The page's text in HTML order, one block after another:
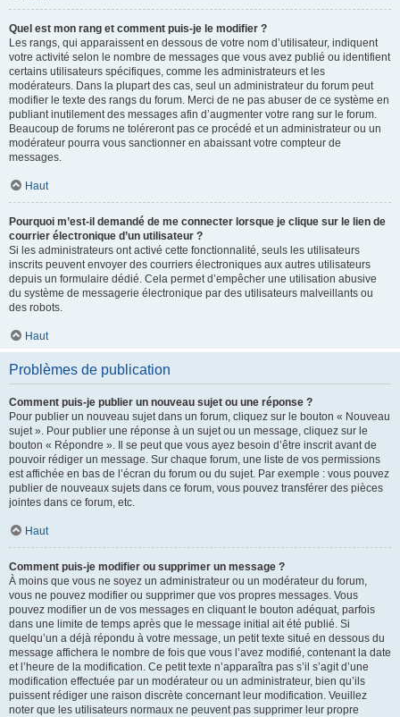
Quel est mon rang et comment puis-je le modifier ?
Les rangs, qui apparaissent en dessous de votre nom d’utilisateur, indiquent
votre activité selon le nombre de messages que vous avez publié ou identifient
certains utilisateurs spécifiques, comme les administrateurs et les
modérateurs. Dans la plupart des cas, seul un administrateur du forum peut
modifier le texte des rangs du forum. Merci de ne pas abuser de ce système en
publiant inutilement des messages afin d’augmenter votre rang sur le forum.
Beaucoup de forums ne toléreront pas ce procédé et un administrateur ou un
modérateur pourra vous sanctionner en abaissant votre compteur de
messages.
Haut
Pourquoi m’est-il demandé de me connecter lorsque je clique sur le lien de
courrier électronique d’un utilisateur ?
Si les administrateurs ont activé cette fonctionnalité, seuls les utilisateurs
inscrits peuvent envoyer des courriers électroniques aux autres utilisateurs
depuis un formulaire dédié. Cela permet d’empêcher une utilisation abusive
du système de messagerie électronique par des utilisateurs malveillants ou
des robots.
Haut
Problèmes de publication
Comment puis-je publier un nouveau sujet ou une réponse ?
Pour publier un nouveau sujet dans un forum, cliquez sur le bouton « Nouveau
sujet ». Pour publier une réponse à un sujet ou un message, cliquez sur le
bouton « Répondre ». Il se peut que vous ayez besoin d’être inscrit avant de
pouvoir rédiger un message. Sur chaque forum, une liste de vos permissions
est affichée en bas de l’écran du forum ou du sujet. Par exemple : vous pouvez
publier de nouveaux sujets dans ce forum, vous pouvez transférer des pièces
jointes dans ce forum, etc.
Haut
Comment puis-je modifier ou supprimer un message ?
À moins que vous ne soyez un administrateur ou un modérateur du forum,
vous ne pouvez modifier ou supprimer que vos propres messages. Vous
pouvez modifier un de vos messages en cliquant le bouton adéquat, parfois
dans une limite de temps après que le message initial ait été publié. Si
quelqu’un a déjà répondu à votre message, un petit texte situé en dessous du
message affichera le nombre de fois que vous l’avez modifié, contenant la date
et l’heure de la modification. Ce petit texte n’apparaîtra pas s’il s’agit d’une
modification effectuée par un modérateur ou un administrateur, bien qu’ils
puissent rédiger une raison discrète concernant leur modification. Veuillez
noter que les utilisateurs normaux ne peuvent pas supprimer leur propre